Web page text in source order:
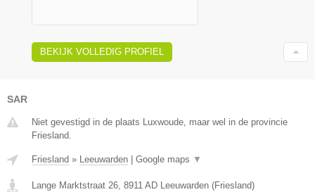
BEKIJK VOLLEDIG PROFIEL
SAR
Niet gevestigd in de plaats Luxwoude, maar wel in de provincie
Friesland.
Friesland » Leeuwarden Google maps ▼
Lange Marktstraat 26, 8911 AD Leeuwarden (Friesland)